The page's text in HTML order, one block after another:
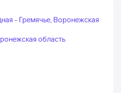
- Гремячье, Воронежская
область